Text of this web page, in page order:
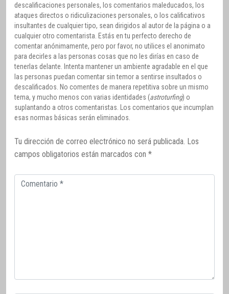
descalificaciones personales, los comentarios maleducados, los
ataques directos o ridiculizaciones personales, o los calificativos
insultantes de cualquier tipo, sean dirigidos al autor de la página o a
cualquier otro comentarista. Estás en tu perfecto derecho de
comentar anónimamente, pero por favor, no utilices el anonimato
para decirles a las personas cosas que no les dirías en caso de
tenerlas delante. Intenta mantener un ambiente agradable en el que
las personas puedan comentar sin temor a sentirse insultados o
descalificados. No comentes de manera repetitiva sobre un mismo
tema, y mucho menos con varias identidades (astroturfing) o
suplantando a otros comentaristas. Los comentarios que incumplan
esas normas básicas serán eliminados.
Tu dirección de correo electrónico no será publicada. Los
campos obligatorios están marcados con *
Comentario